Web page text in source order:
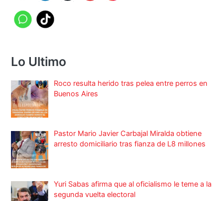
Lo Ultimo
Roco resulta herido tras pelea entre perros en
Buenos Aires
Pastor Mario Javier Carbajal Miralda obtiene
arresto domiciliario tras fianza de L8 millones
Yuri Sabas afirma que al oficialismo le teme a la
segunda vuelta electoral